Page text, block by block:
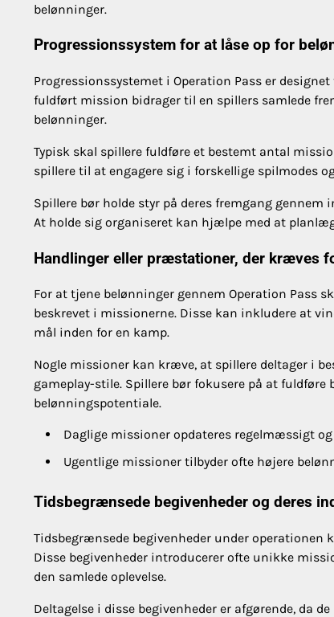
belønninger.
Progressionssystem for at låse op for
Progressionssystemet i Operation Pass er
fuldført mission bidrager til en spillers samlede
belønninger.
Typisk skal spillere fuldføre et bestemt antal
spillere til at engagere sig i forskellige spilmodes
Spillere bør holde styr på deres fremgang
At holde sig organiseret kan hjælpe med at
Handlinger eller præstationer, der kræves
For at tjene belønninger gennem Operation Pass
beskrevet i missionerne. Disse kan inkludere at
mål inden for en kamp.
Nogle missioner kan kræve, at spillere deltager i
gameplay-stile. Spillere bør fokusere på at
belønningspotentiale.
Daglige missioner opdateres regelmæssigt
Ugentlige missioner tilbyder ofte højere
Tidsbegrænsede begivenheder og deres
Tidsbegrænsede begivenheder under operationen
Disse begivenheder introducerer ofte unikke
den samlede oplevelse.
Deltagelse i disse begivenheder er afgørende, da